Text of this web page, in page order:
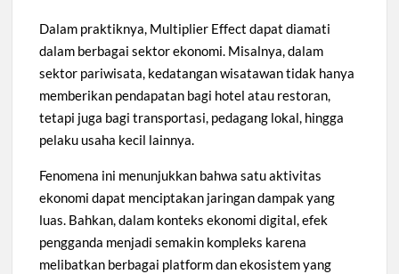
Dalam praktiknya, Multiplier Effect dapat diamati
dalam berbagai sektor ekonomi. Misalnya, dalam
sektor pariwisata, kedatangan wisatawan tidak hanya
memberikan pendapatan bagi hotel atau restoran,
tetapi juga bagi transportasi, pedagang lokal, hingga
pelaku usaha kecil lainnya.
Fenomena ini menunjukkan bahwa satu aktivitas
ekonomi dapat menciptakan jaringan dampak yang
luas. Bahkan, dalam konteks ekonomi digital, efek
pengganda menjadi semakin kompleks karena
melibatkan berbagai platform dan ekosistem yang